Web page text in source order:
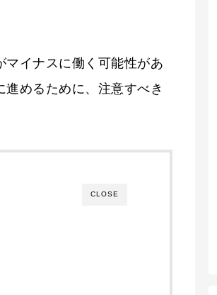
マイナスに働く可能性があ
めるために、注意すべき
CLOSE